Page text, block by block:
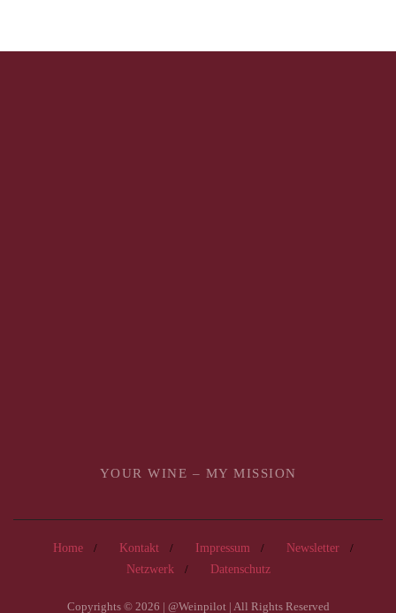
YOUR WINE – MY MISSION
Home Kontakt Impressum
Newsletter
Netzwerk
Datenschutz
Copyrights © 2026 | @Weinpilot | All Rights Reserved